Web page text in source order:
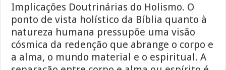
Implicações Doutrinárias do Holismo. O
ponto de vista holístico da Bíblia quanto à
natureza humana pressupõe uma visão
cósmica da redenção que abrange o corpo e
a alma, o mundo material e o espiritual. A